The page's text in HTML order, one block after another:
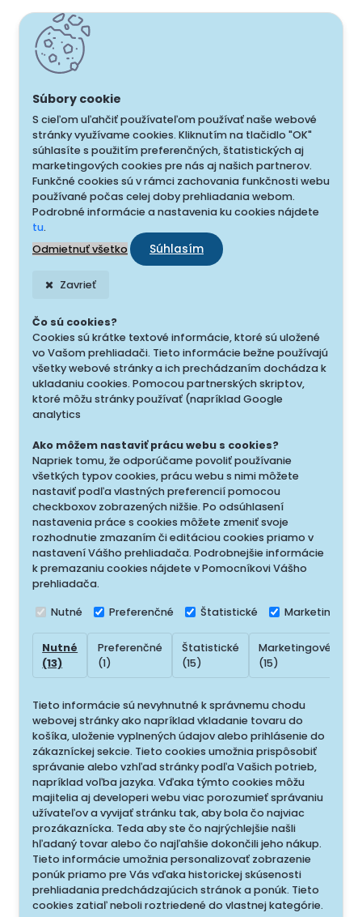
S cieľom uľahčiť používateľom používať naše webové
stránky využívame cookies. Kliknutím na tlačidlo "OK"
súhlasíte s použitím preferenčných, štatistických aj
marketingových cookies pre nás aj našich partnerov.
Funkčné cookies sú v rámci zachovania funkčnosti webu
používané počas celej doby prehliadania webom.
Podrobné informácie a nastavenia ku cookies nájdete
tu.
Odmietnuť všetko
Súhlasím
Zavrieť
Čo sú cookies?
Cookies sú krátke textové informácie, ktoré sú uložené
vo Vašom prehliadači. Tieto informácie bežne používajú
všetky webové stránky a ich prechádzaním dochádza k
ukladaniu cookies. Pomocou partnerských skriptov,
ktoré môžu stránky používať (napríklad Google
analytics
Ako môžem nastaviť prácu webu s cookies?
Napriek tomu, že odporúčame povoliť používanie
všetkých typov cookies, prácu webu s nimi môžete
nastaviť podľa vlastných preferencií pomocou
checkboxov zobrazených nižšie. Po odsúhlasení
nastavenia práce s cookies môžete zmeniť svoje
rozhodnutie zmazaním či editáciou cookies priamo v
nastavení Vášho prehliadača. Podrobnejšie informácie
k premazaniu cookies nájdete v Pomocníkovi Vášho
prehliadača.
Nutné Preferenčné Štatistické Marketingové
Nutné
(13)
Preferenčné
(1)
Štatistické
(15)
Marketingové
(15)
Tieto informácie sú nevyhnutné k správnemu chodu
webovej stránky ako napríklad vkladanie tovaru do
košíka, uloženie vyplnených údajov alebo prihlásenie do
zákazníckej sekcie. Tieto cookies umožnia prispôsobiť
správanie alebo vzhľad stránky podľa Vašich potrieb,
napríklad voľba jazyka. Vďaka týmto cookies môžu
majitelia aj developeri webu viac porozumieť správaniu
užívateľov a vyvijať stránku tak, aby bola čo najviac
prozákaznícka. Teda aby ste čo najrýchlejšie našli
hľadaný tovar alebo čo najľahšie dokončili jeho nákup.
Tieto informácie umožnia personalizovať zobrazenie
ponúk priamo pre Vás vďaka historickej skúsenosti
prehliadania predchádzajúcich stránok a ponúk. Tieto
cookies zatiaľ neboli roztriedené do vlastnej kategórie.